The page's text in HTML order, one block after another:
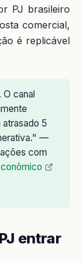
PJ brasileiro
comercial,
é replicável
canal
5
—
com
entrar